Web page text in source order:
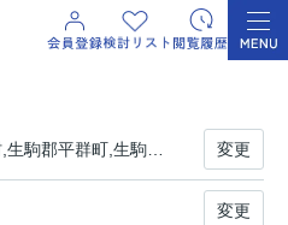
変更
変更